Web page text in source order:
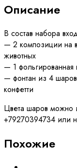
Описание
В состав набора
— 2 композиции на
животных
— 1
— фонтан из 4
конфетти
Цвета шаров можно
+79270394734 или
Похожие